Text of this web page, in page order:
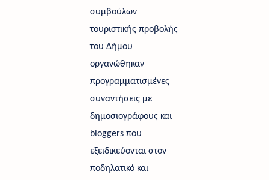
συμβούλων
τουριστικής προβολής
του Δήμου
οργανώθηκαν
προγραμματισμένες
συναντήσεις με
δημοσιογράφους και
bloggers που
εξειδικεύονται στον
ποδηλατικό και